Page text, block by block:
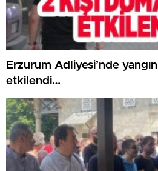
Erzurum Adliyesi’nde
etkilendi…